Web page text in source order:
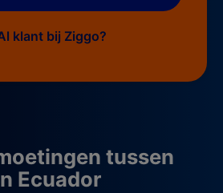
klant bij Ziggo?
tussen
Ecuador